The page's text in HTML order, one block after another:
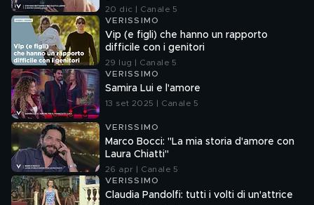
20 dic | Canale 5
VERISSIMO
Vip (e figli) che hanno un rapporto
difficile con i genitori
29 lug | Canale 5
VERISSIMO
Samira Lui e l'amore
13 set 2025 | Canale 5
VERISSIMO
Marco Bocci: "La mia storia d'amore con
Laura Chiatti"
26 apr | Canale 5
VERISSIMO
Claudia Pandolfi: tutti i volti di un'attrice